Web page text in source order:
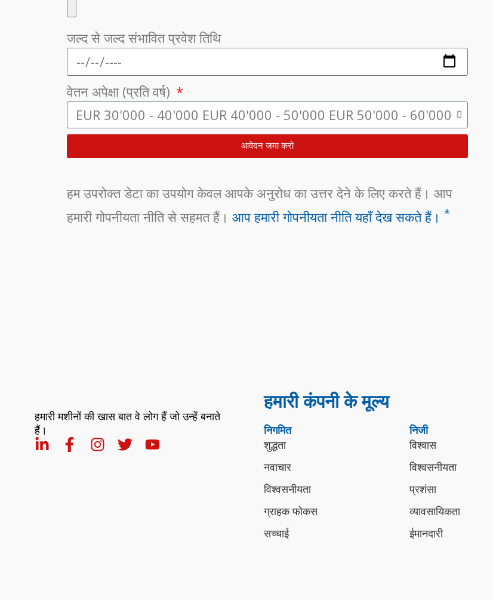
जल्द से जल्द संभावित प्रवेश तिथि
वेतन अपेक्षा (प्रति वर्ष)
आवेदन जमा करो
हम उपरोक्त डेटा का उपयोग केवल आपके अनुरोध का उत्तर देने के लिए करते हैं। आप
हमारी गोपनीयता नीति से सहमत हैं। आप हमारी गोपनीयता नीति यहाँ देख सकते हैं। *
हमारी मशीनों की खास बात वे लोग हैं जो उन्हें बनाते
हैं।
हमारी कंपनी के मूल्य
निगमित
शुद्धता
नवाचार
विश्वसनीयता
ग्राहक फोकस
सच्चाई
निजी
विश्वास
विश्वसनीयता
प्रशंसा
व्यावसायिकता
ईमानदारी